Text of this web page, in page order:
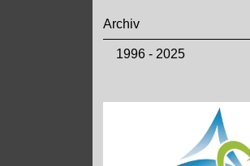
Archiv
1996 - 2025